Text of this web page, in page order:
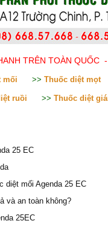
TRÊN TOÀN QUỐC
mối >> Thuốc diệt mọt
ruồi >> Thuốc diệt
25 EC
diệt mối Agenda 25 EC
và an toàn không?
25EC